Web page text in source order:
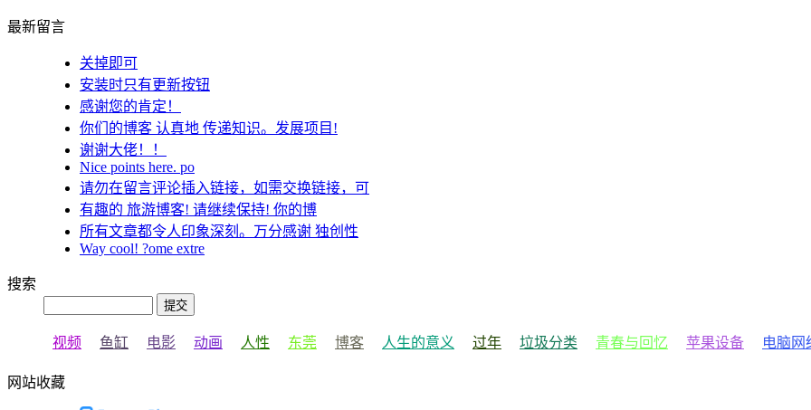
最新留言
关掉即可
安装时只有更新按钮
感谢您的肯定！
你们的博客 认真地 传递知识。发展项目!
谢谢大佬！！
Nice points here. po
请勿在留言评论插入链接，如需交换链接，可
有趣的 旅游博客! 请继续保持! 你的博
所有文章都令人印象深刻。万分感谢 独创性
Way cool! ?ome extre
搜索
视频 鱼缸 电影 动画 人性 东莞 博客 人生的意义 过年 垃圾分类 青春与回忆 苹果设备 电脑网
网站收藏